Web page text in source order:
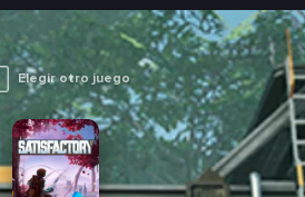
Elegir otro juego